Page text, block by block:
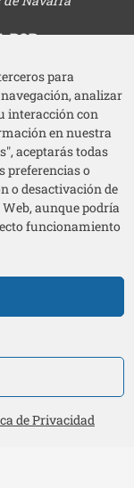
para
analizar
interacción con
en nuestra
aceptarás todas
preferencias o
o desactivación de
aunque podría
funcionamiento
de Privacidad
POR